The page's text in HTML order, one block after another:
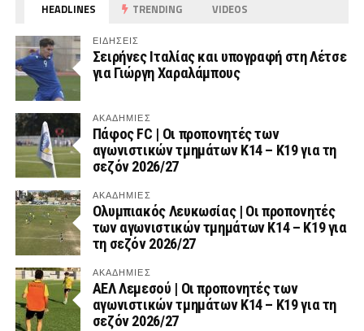
HEADLINES TRENDING VIDEOS
ΕΙΔΗΣΕΙΣ
Σειρήνες Ιταλίας και υπογραφή στη Λέτσε
για Γιώργη Χαραλάμπους
ΑΚΑΔΗΜΙΕΣ
Πάφος FC | Οι προπονητές των
αγωνιστικών τμημάτων Κ14 – Κ19 για τη
σεζόν 2026/27
ΑΚΑΔΗΜΙΕΣ
Ολυμπιακός Λευκωσίας | Οι προπονητές
των αγωνιστικών τμημάτων Κ14 – Κ19 για
τη σεζόν 2026/27
ΑΚΑΔΗΜΙΕΣ
ΑΕΛ Λεμεσού | Οι προπονητές των
αγωνιστικών τμημάτων Κ14 – Κ19 για τη
σεζόν 2026/27